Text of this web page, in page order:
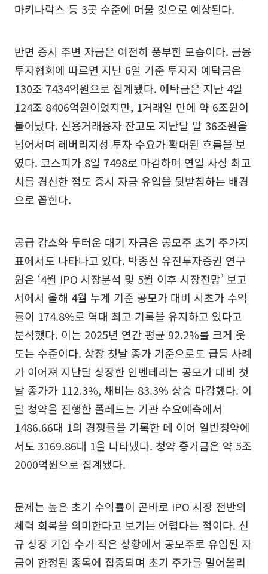
마키나락스 등 3곳 수준에 머물 것으로 예상된다.
반면 증시 주변 자금은 여전히 풍부한 모습이다. 금융
투자협회에 따르면 지난 6일 기준 투자자 예탁금은
130조 7434억원으로 집계됐다. 예탁금은 지난 4일
124조 8406억원이었지만, 1거래일 만에 약 6조원이
불어났다. 신용거래융자 잔고도 지난달 말 36조원을
넘어서며 레버리지성 투자 수요가 확대된 흐름을 보
였다. 코스피가 8일 7498로 마감하며 연일 사상 최고
치를 경신한 점도 증시 자금 유입을 뒷받침하는 배경
으로 꼽힌다.
공급 감소와 두터운 대기 자금은 공모주 초기 주가지
표에서도 나타나고 있다. 박종선 유진투자증권 연구
원은 ‘4월 IPO 시장분석 및 5월 이후 시장전망’ 보고
서에서 올해 4월 누계 기준 공모가 대비 시초가 수익
률이 174.8%로 역대 최고 기록을 유지하고 있다고
분석했다. 이는 2025년 연간 평균 92.2%를 크게 웃
도는 수준이다. 상장 첫날 종가 기준으로도 급등 사례
가 이어져 지난달 상장한 인벤테라는 공모가 대비 첫
날 종가가 112.3%, 채비는 83.3% 상승 마감했다. 이
달 청약을 진행한 폴레드는 기관 수요예측에서
1486.66대 1의 경쟁률을 기록한 데 이어 일반청약에
서도 3169.86대 1을 나타냈다. 청약 증거금은 약 5조
2000억원으로 집계됐다.
문제는 높은 초기 수익률이 곧바로 IPO 시장 전반의
체력 회복을 의미한다고 보기는 어렵다는 점이다. 신
규 상장 기업 수가 적은 상황에서 공모주로 유입된 자
금이 한정된 종목에 집중되며 초기 주가를 밀어올리